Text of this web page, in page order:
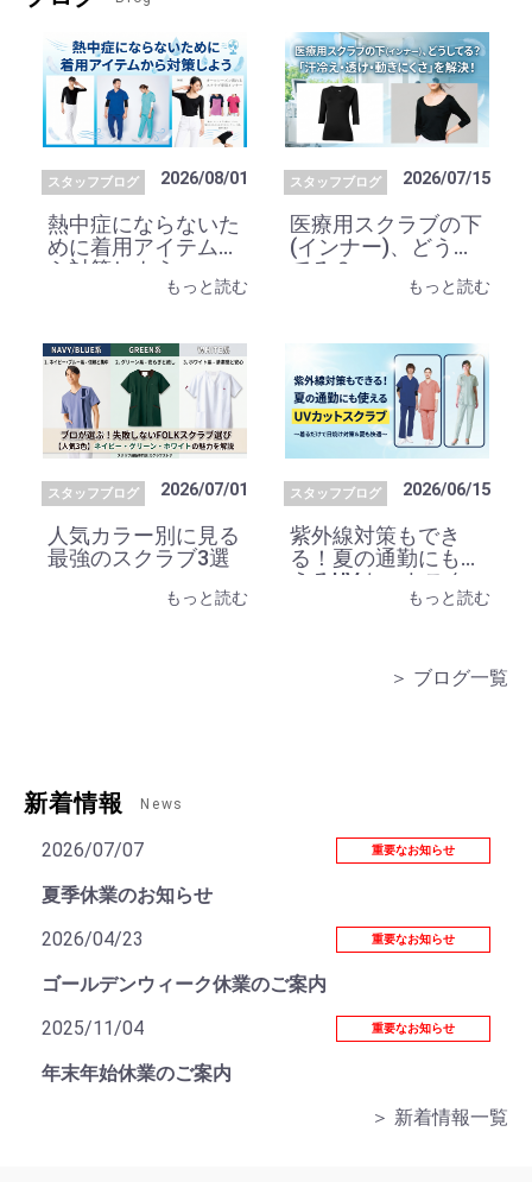
スタッフブログ 2026/08/01
熱中症にならないた
めに着用アイテムか
ら対策しよう
もっと読む
スタッフブログ 2026/07/15
医療用スクラブの下
(インナー)、どうし
てる？
もっと読む
スタッフブログ 2026/07/01
人気カラー別に見る
最強のスクラブ3選
もっと読む
スタッフブログ 2026/06/15
紫外線対策もでき
る！夏の通勤にも使
えるUVカットスク
もっと読む
＞ ブログ一覧
新着情報 News
2026/07/07 重要なお知らせ
夏季休業のお知らせ
2026/04/23
重要なお知らせ
ゴールデンウィーク休業のご案内
2025/11/04
重要なお知らせ
年末年始休業のご案内
＞ 新着情報一覧